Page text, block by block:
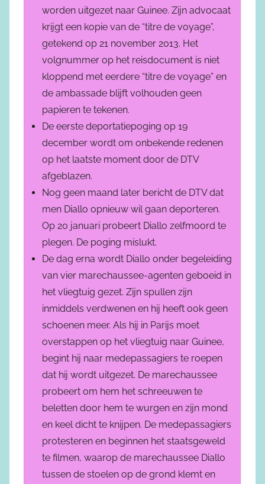
worden uitgezet naar Guinee. Zijn advocaat
krijgt een kopie van de “titre de voyage”,
getekend op 21 november 2013. Het
volgnummer op het reisdocument is niet
kloppend met eerdere “titre de voyage” en
de ambassade blijft volhouden geen
papieren te tekenen.
De eerste deportatiepoging op 19
december wordt om onbekende redenen
op het laatste moment door de DTV
afgeblazen.
Nog geen maand later bericht de DTV dat
men Diallo opnieuw wil gaan deporteren.
Op 20 januari probeert Diallo zelfmoord te
plegen. De poging mislukt.
De dag erna wordt Diallo onder begeleiding
van vier marechaussee-agenten geboeid in
het vliegtuig gezet. Zijn spullen zijn
inmiddels verdwenen en hij heeft ook geen
schoenen meer. Als hij in Parijs moet
overstappen op het vliegtuig naar Guinee,
begint hij naar medepassagiers te roepen
dat hij wordt uitgezet. De marechaussee
probeert om hem het schreeuwen te
beletten door hem te wurgen en zijn mond
en keel dicht te knijpen. De medepassagiers
protesteren en beginnen het staatsgeweld
te filmen, waarop de marechaussee Diallo
tussen de stoelen op de grond klemt en